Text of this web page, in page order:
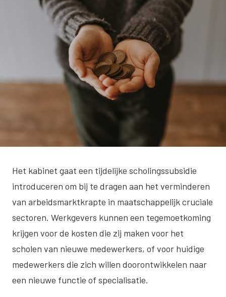
Het kabinet gaat een tijdelijke scholingssubsidie
introduceren om bij te dragen aan het verminderen
van arbeidsmarktkrapte in maatschappelijk cruciale
sectoren. Werkgevers kunnen een tegemoetkoming
krijgen voor de kosten die zij maken voor het
scholen van nieuwe medewerkers, of voor huidige
medewerkers die zich willen doorontwikkelen naar
een nieuwe functie of specialisatie.